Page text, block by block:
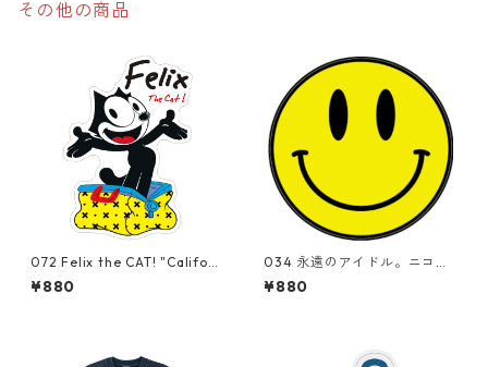
その他の商品
072 Felix the CAT! "Californ
ia Market Center" アメリカ
ンステッカー スーツケー
¥880
034 永遠のアイドル。ニコち
ゃん。"California Market Ce
nter" アメリカンステッカ
¥880